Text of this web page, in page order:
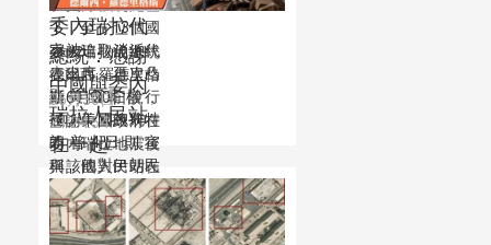
在美方強硬施壓
下，至少13個國
家被迫取消派代
表出席，再次凸
顯美國霸權行
徑。美國總統特
朗普4日則宣
稱，他對伊朗民
眾在哈梅內伊葬
禮上哭泣感到震
驚，又表示在葬
委內瑞拉代
總統：感謝
中國與委內
瑞拉人民站
在一起
委內瑞拉代總統
德爾西·羅德里格
斯6月30日說，
感謝中國政府在
委內瑞拉地震後
與該國人民站在
一起。
06月30日
21:24:54